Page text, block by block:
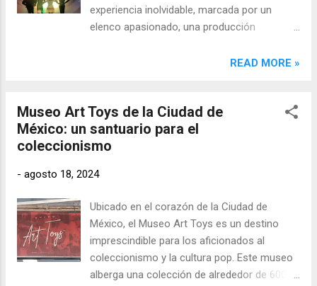
experiencia inolvidable, marcada por un
elenco apasionado, una producción
agradecimiento del productor Juan Torres,
READ MORE »
Museo Art Toys de la Ciudad de
México: un santuario para el
coleccionismo
- agosto 18, 2024
Ubicado en el corazón de la Ciudad de
México, el Museo Art Toys es un destino
imprescindible para los aficionados al
coleccionismo y la cultura pop. Este museo
alberga una colección de alrededor de 600